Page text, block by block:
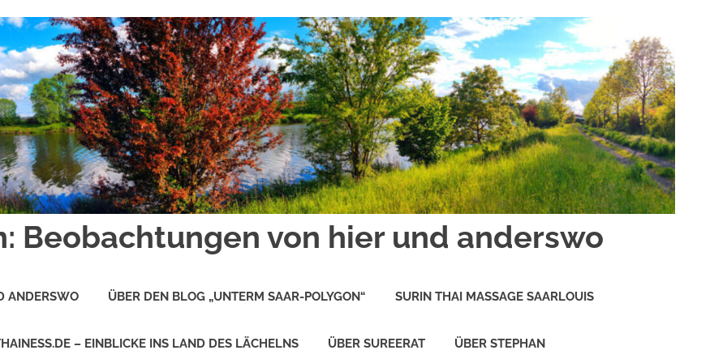
Beobachtungen von hier und anderswo
ANDERSWO ÜBER DEN BLOG „UNTERM SAAR-POLYGON“ SURIN THAI MASSAGE SAARLOUIS
– EINBLICKE INS LAND DES LÄCHELNS ÜBER SUREERAT ÜBER STEPHAN